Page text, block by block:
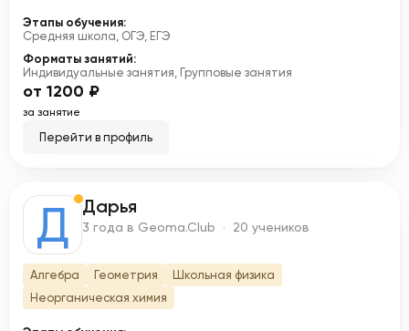
Этапы обучения:
Средняя школа, ОГЭ, ЕГЭ
Форматы занятий:
Индивидуальные занятия, Групповые занятия
от 1200 ₽
за занятие
Перейти в профиль
Д Дарья
3 года в Geoma.Club · 20 учеников
Алгебра Геометрия
Школьная физика
Неорганическая химия